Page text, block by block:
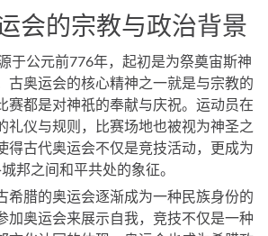
会的宗教与政治背景
于公元前776年，起初是为祭奠宙斯神
古奥运会的核心精神之一就是与宗教的
赛都是对神祇的奉献与庆祝。运动员在
礼仪与规则，比赛场地也被视为神圣之
得古代奥运会不仅是竞技活动，更成为
邦之间和平共处的象征。
希腊的奥运会逐渐成为一种民族身份的
加奥运会来展示自我，竞技不仅是一种